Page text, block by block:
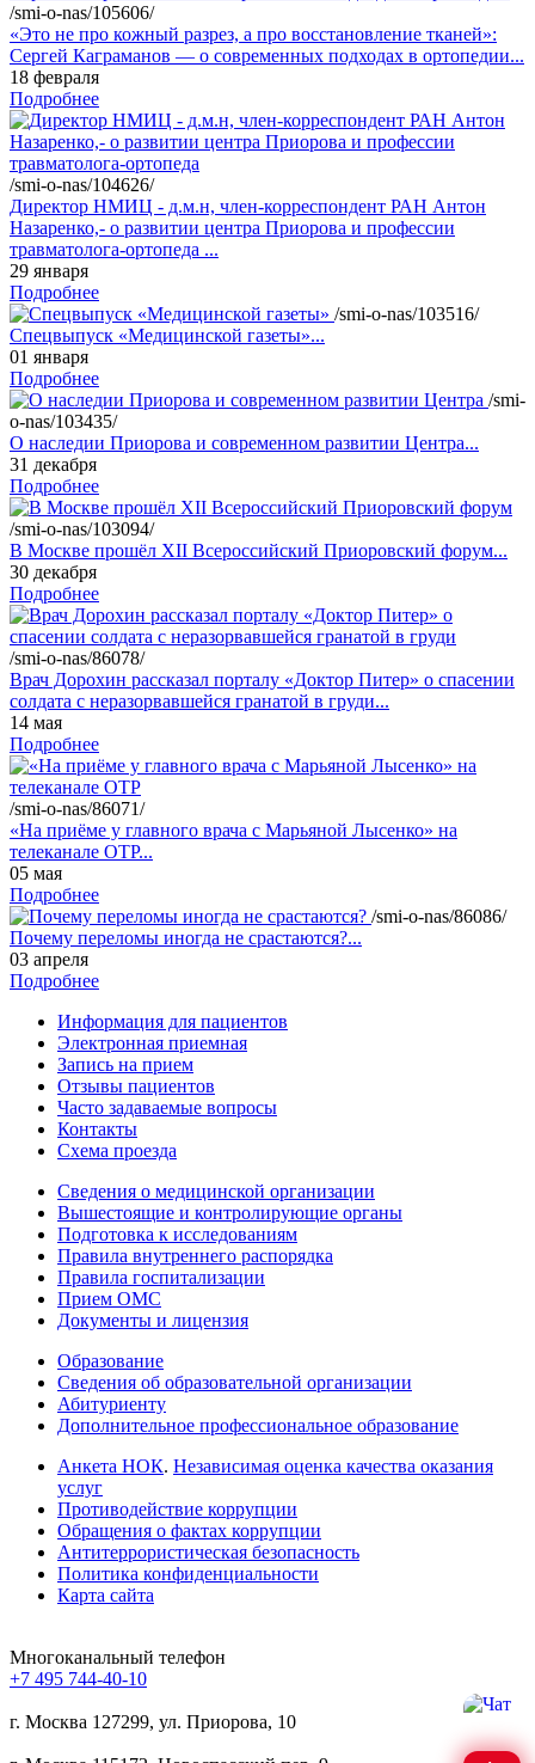
/smi-o-nas/105606/
«Это не про кожный разрез, а про восстановление тканей»:
Сергей Каграманов — о современных подходах в ортопедии...
18 февраля
Подробнее
/smi-o-nas/104626/
Директор НМИЦ - д.м.н, член-корреспондент РАН Антон
Назаренко,- о развитии центра Приорова и профессии
травматолога-ортопеда ...
29 января
Подробнее
/smi-o-nas/103516/
Спецвыпуск «Медицинской газеты»...
01 января
Подробнее
/smi-
o-nas/103435/
О наследии Приорова и современном развитии Центра...
31 декабря
Подробнее
/smi-o-nas/103094/
В Москве прошёл XII Всероссийский Приоровский форум...
30 декабря
Подробнее
/smi-o-nas/86078/
Врач Дорохин рассказал порталу «Доктор Питер» о спасении
солдата с неразорвавшейся гранатой в груди...
14 мая
Подробнее
/smi-o-nas/86071/
«На приёме у главного врача с Марьяной Лысенко» на
телеканале ОТР...
05 мая
Подробнее
/smi-o-nas/86086/
Почему переломы иногда не срастаются?...
03 апреля
Подробнее
Информация для пациентов
Электронная приемная
Запись на прием
Отзывы пациентов
Часто задаваемые вопросы
Контакты
Схема проезда
Сведения о медицинской организации
Вышестоящие и контролирующие органы
Подготовка к исследованиям
Правила внутреннего распорядка
Правила госпитализации
Прием ОМС
Документы и лицензия
Образование
Сведения об образовательной организации
Абитуриенту
Дополнительное профессиональное образование
Анкета НОК. Независимая оценка качества оказания
услуг
Противодействие коррупции
Обращения о фактах коррупции
Антитеррористическая безопасность
Политика конфиденциальности
Карта сайта
Многоканальный телефон
+7 495 744-40-10
г. Москва 127299, ул. Приорова, 10